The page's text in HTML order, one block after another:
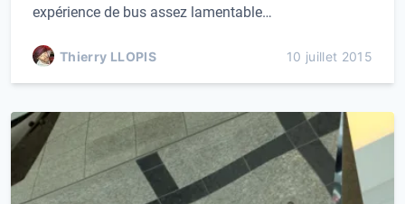
expérience de bus assez lamentable…
Thierry LLOPIS 10 juillet 2015